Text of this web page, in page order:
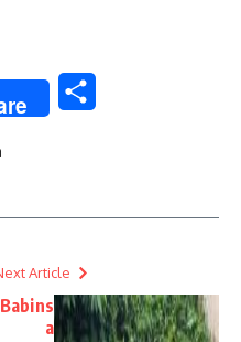
Article
Babins
a